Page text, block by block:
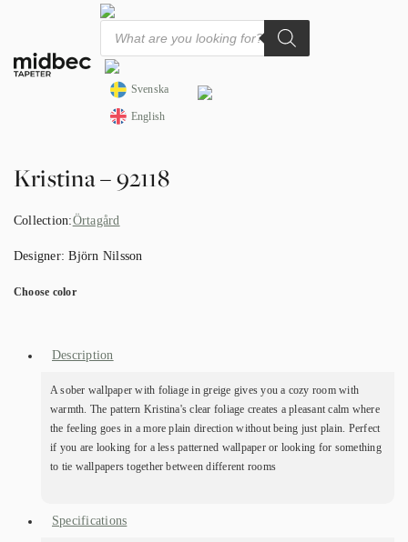
Products
search
Svenska
English
Kristina – 92118
Collection:Örtagård
Designer:Björn Nilsson
Choose color
Description
A sober wallpaper with foliage in greige gives you a cozy room with
warmth. The pattern Kristina's clear foliage creates a pleasant calm where
the feeling goes in a more plain direction without being just plain. Perfect
if you are looking for a less patterned wallpaper or looking for something
to tie wallpapers together between different rooms
Specifications